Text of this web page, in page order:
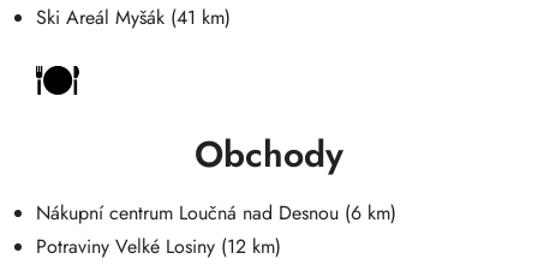
Ski Areál Myšák (41 km)
Obchody
Nákupní centrum Loučná nad Desnou (6 km)
Potraviny Velké Losiny (12 km)